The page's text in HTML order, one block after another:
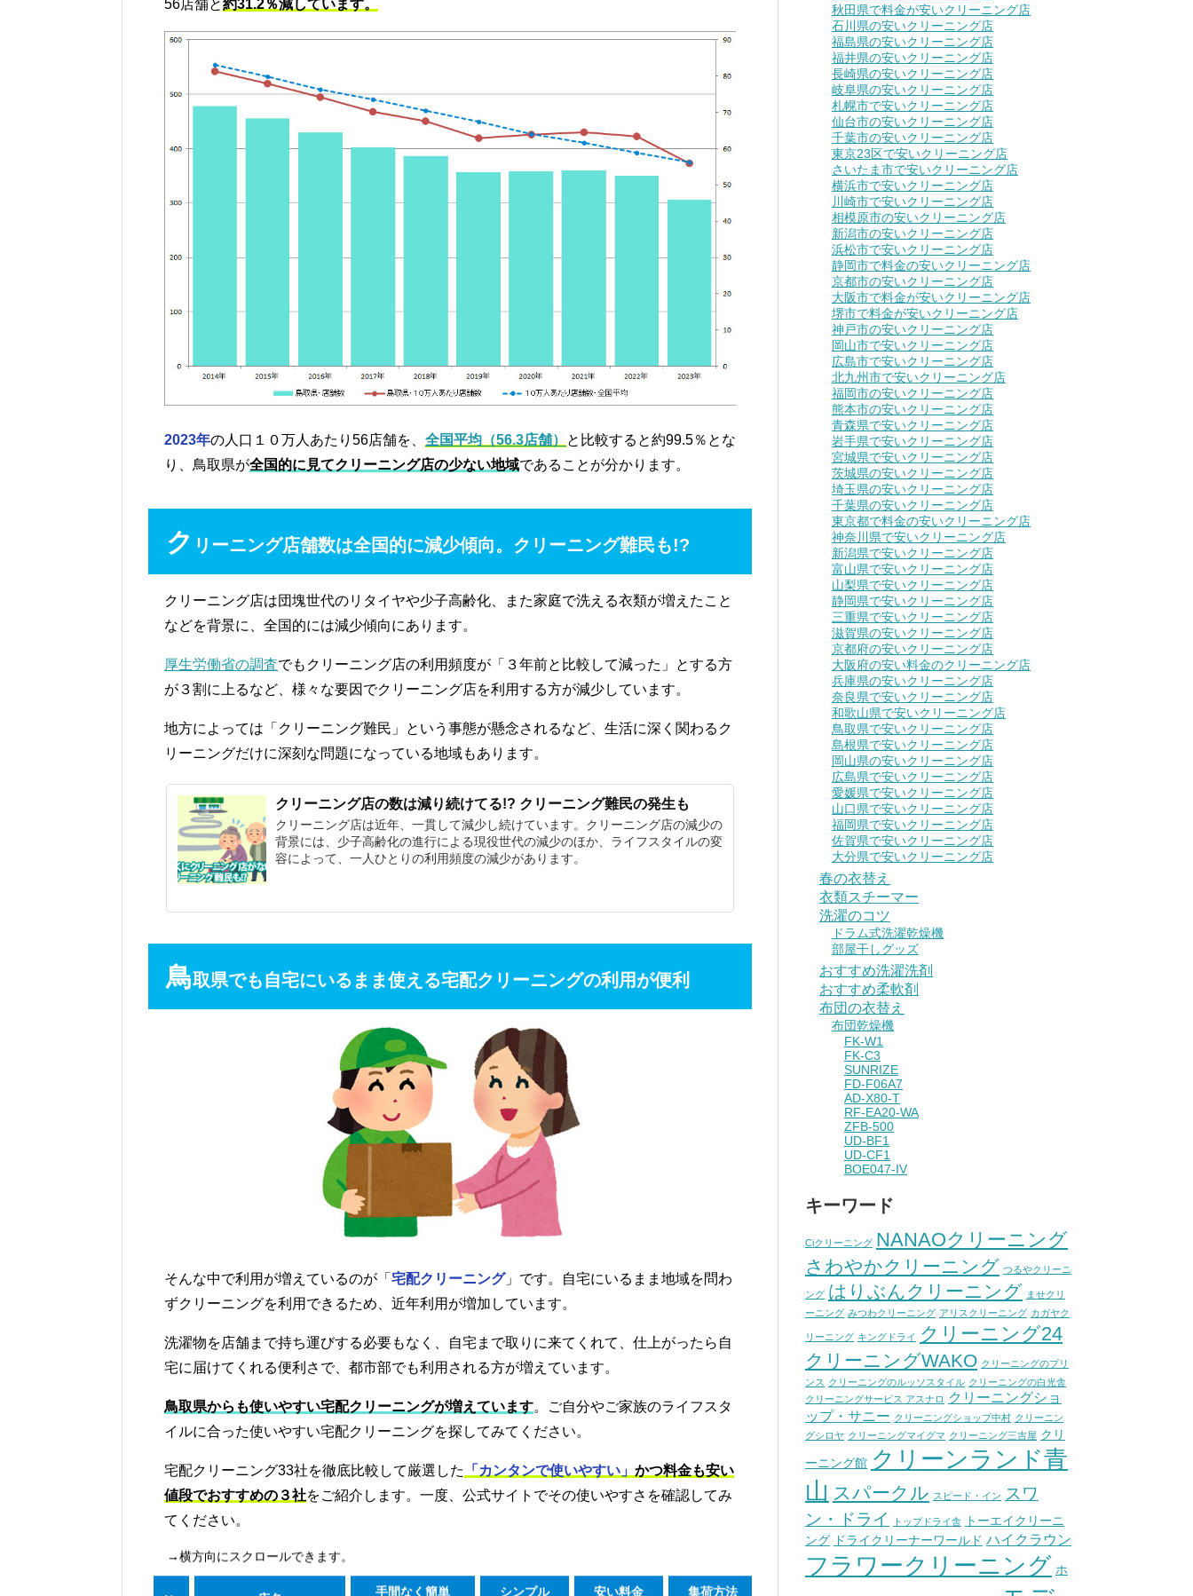
56店舗と約31.2％減しています。
2023年の人口１０万人あたり56店舗を、 全国平均（56.3店舗）
と比較すると約99.5％とな
り、鳥取県が全国的に見てクリーニング店の少ない地域であることが分かります。
ク リーニング店舗数は全国的に減少傾向。クリーニング難民も!?
クリーニング店は団塊世代のリタイヤや少子高齢化、また家庭で洗える衣類が増えたこと
などを背景に、全国的には減少傾向にあります。
厚生労働省の調査でもクリーニング店の利用頻度が「３年前と比較して減った」とする方
が３割に上るなど、様々な要因でクリーニング店を利用する方が減少しています。
地方によっては「クリーニング難民」という事態が懸念されるなど、生活に深く関わるク
リーニングだけに深刻な問題になっている地域もあります。
クリーニング店の数は減り続けてる!? クリーニング難民の発生も
クリーニング店は近年、一貫して減少し続けています。クリーニング店の減少の
背景には、少子高齢化の進行による現役世代の減少のほか、ライフスタイルの変
容によって、一人ひとりの利用頻度の減少があります。
鳥取県でも自宅にいるまま使える宅配クリーニングの利用が便利
そんな中で利用が増えているのが「 宅配クリーニング」です。自宅にいるまま地域を問わ
ずクリーニングを利用できるため、近年利用が増加しています。
洗濯物を店舗まで持ち運びする必要もなく、自宅まで取りに来てくれて、仕上がったら自
宅に届けてくれる便利さで、都市部でも利用される方が増えています。
鳥取県からも使いやすい宅配クリーニングが増えています。ご自分やご家族のライフスタ
イルに合った使いやすい宅配クリーニングを探してみてください。
宅配クリーニング33社を徹底比較して厳選した 「カンタンで使いやすい」 かつ料金も安い
値段でおすすめの３社をご紹介します。一度、公式サイトでその使いやすさを確認してみ
てください。
→横方向にスクロールできます。
手間なく簡単 シンプル 安い料金 集荷方法
秋田県で料金が安いクリーニング店
石川県の安いクリーニング店
福島県の安いクリーニング店
福井県の安いクリーニング店
長崎県の安いクリーニング店
岐阜県の安いクリーニング店
札幌市で安いクリーニング店
仙台市の安いクリーニング店
千葉市の安いクリーニング店
東京23区で安いクリーニング店
さいたま市で安いクリーニング店
横浜市で安いクリーニング店
川崎市で安いクリーニング店
相模原市の安いクリーニング店
新潟市の安いクリーニング店
浜松市で安いクリーニング店
静岡市で料金の安いクリーニング店
京都市の安いクリーニング店
大阪市で料金が安いクリーニング店
堺市で料金が安いクリーニング店
神戸市の安いクリーニング店
岡山市で安いクリーニング店
広島市で安いクリーニング店
北九州市で安いクリーニング店
福岡市の安いクリーニング店
熊本市の安いクリーニング店
青森県で安いクリーニング店
岩手県で安いクリーニング店
宮城県で安いクリーニング店
茨城県の安いクリーニング店
埼玉県の安いクリーニング店
千葉県の安いクリーニング店
東京都で料金の安いクリーニング店
神奈川県で安いクリーニング店
新潟県で安いクリーニング店
富山県で安いクリーニング店
山梨県で安いクリーニング店
静岡県で安いクリーニング店
三重県で安いクリーニング店
滋賀県の安いクリーニング店
京都府の安いクリーニング店
大阪府の安い料金のクリーニング店
兵庫県の安いクリーニング店
奈良県で安いクリーニング店
和歌山県で安いクリーニング店
鳥取県で安いクリーニング店
島根県で安いクリーニング店
岡山県の安いクリーニング店
広島県で安いクリーニング店
愛媛県で安いクリーニング店
山口県で安いクリーニング店
福岡県で安いクリーニング店
佐賀県で安いクリーニング店
大分県で安いクリーニング店
春の衣替え
衣類スチーマー
洗濯のコツ
ドラム式洗濯乾燥機
部屋干しグッズ
おすすめ洗濯洗剤
おすすめ柔軟剤
布団の衣替え
布団乾燥機
FK-W1
FK-C3
SUNRIZE
FD-F06A7
AD-X80-T
RF-EA20-WA
ZFB-500
UD-BF1
UD-CF1
BOE047-IV
キーワード
Ciクリーニング NANAOクリーニング
さわやかクリーニング つるやクリーニ
ング はりぶんクリーニング ませクリ
ーニング みつわクリーニング アリスクリーニング カガヤク
リーニング キングドライ クリーニング24
クリーニングWAKO クリーニングのプリ
ンス クリーニングのルッソスタイル クリーニングの白光舎
クリーニングサービス アスナロ
クリーニングショ
ップ・サニー クリーニングショップ中村 クリーニン
グシロヤ クリーニングマイグマ クリーニング三吉屋 クリ
ーニング館 クリーンランド青
山 スパークル スピード・イン スワ
ン・ドライ
トップドライ舎
トーエイクリーニ
ング ドライクリーナーワールド ハイクラウン
フラワークリーニング ホ